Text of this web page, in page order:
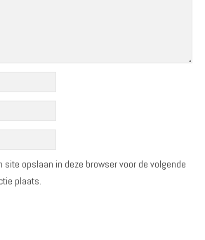
site opslaan in deze browser voor de volgende
plaats.